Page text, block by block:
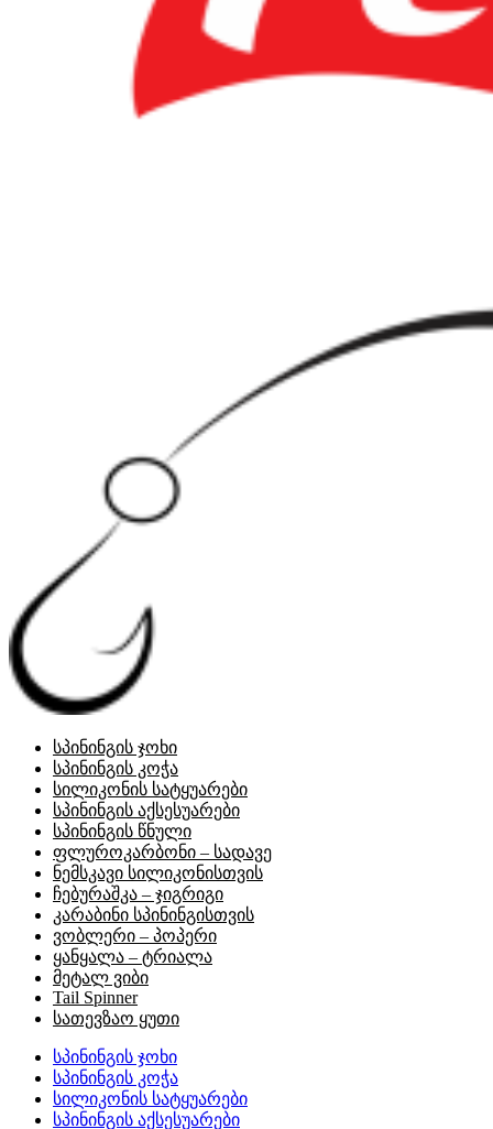
სპინინგის ჯოხი
სპინინგის კოჭა
სილიკონის სატყუარები
სპინინგის აქსესუარები
სპინინგის წნული
ფლუროკარბონი – სადავე
ნემსკავი სილიკონისთვის
ჩებურაშკა – ჯიგრიგი
კარაბინი სპინინგისთვის
ვობლერი – პოპერი
ყანყალა – ტრიალა
მეტალ ვიბი
Tail Spinner
სათევზაო ყუთი
სპინინგის ჯოხი
სპინინგის კოჭა
სილიკონის სატყუარები
სპინინგის აქსესუარები